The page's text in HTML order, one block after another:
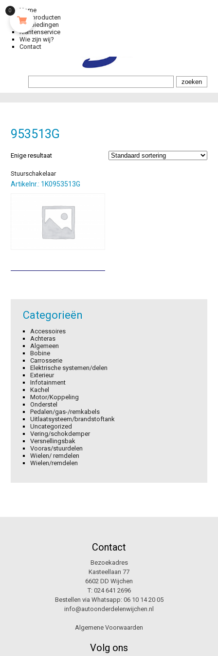
Home
Alle producten
Aanbiedingen
Klantenservice
Wie zijn wij?
Contact
953513G
Enige resultaat
Stuurschakelaar
Artikelnr.: 1K0953513G
Categorieën
Accessoires
Achteras
Algemeen
Bobine
Carrosserie
Elektrische systemen/delen
Exterieur
Infotainment
Kachel
Motor/Koppeling
Onderstel
Pedalen/gas-/remkabels
Uitlaatsysteem/brandstoftank
Uncategorized
Vering/schokdemper
Versnellingsbak
Vooras/stuurdelen
Wielen/ remdelen
Wielen/remdelen
Contact
Bezoekadres
Kasteellaan 77
6602 DD Wijchen
T: 024 641 2696
Bestellen via Whatsapp: 06 10 14 20 05
info@autoonderdelenwijchen.nl
Algemene Voorwaarden
Volg ons
0